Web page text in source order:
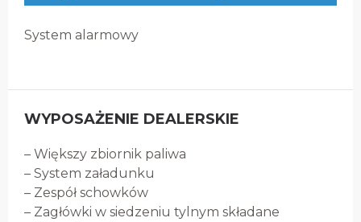
System alarmowy
WYPOSAŻENIE DEALERSKIE
– Większy zbiornik paliwa
– System załadunku
– Zespół schowków
– Zagłówki w siedzeniu tylnym składane